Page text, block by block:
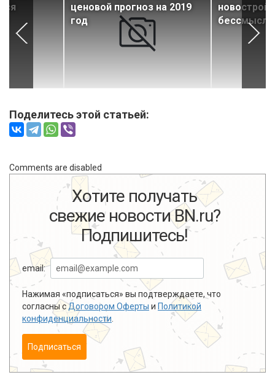
ценовой прогноз на 2019
год
Поделитесь этой статьей:
Comments are disabled
Хотите получать
свежие новости BN.ru?
Подпишитесь!
email:
Нажимая «подписаться» вы подтверждаете, что
согласны сДоговором Оферты и Политикой
конфиденциальности
Подписаться